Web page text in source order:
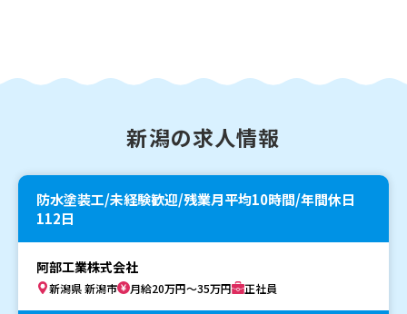
新潟の求人情報
防水塗装工/未経験歓迎/残業月平均10時間/年間休日
112日
阿部工業株式会社
新潟県 新潟市 月給20万円～35万円 正社員